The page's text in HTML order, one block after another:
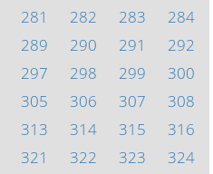
281 282 283
284
289 290 291
292
297 298 299
300
305 306 307
308
313 314 315
316
321 322 323
324